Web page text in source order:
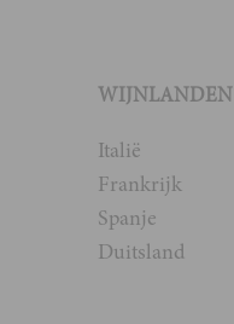
WIJNLANDEN
Italië
Frankrijk
Spanje
Duitsland